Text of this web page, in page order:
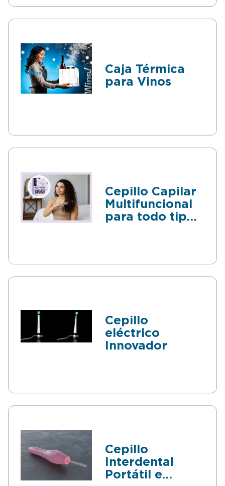
Caja Térmica
para Vinos
Cepillo Capilar
Multifuncional
para todo tipo
Cepillo
eléctrico
Innovador
Cepillo
Interdental
Portátil e